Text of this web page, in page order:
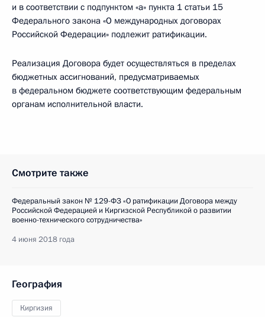
и в соответствии с подпунктом «а» пункта 1 статьи 15
Федерального закона «О международных договорах
Российской Федерации» подлежит ратификации.
Реализация Договора будет осуществляться в пределах
бюджетных ассигнований, предусматриваемых
в федеральном бюджете соответствующим федеральным
органам исполнительной власти.
Смотрите также
Федеральный закон № 129-ФЗ «О ратификации Договора между
Российской Федерацией и Киргизской Республикой о развитии
военно-технического сотрудничества»
4 июня 2018 года
География
Киргизия